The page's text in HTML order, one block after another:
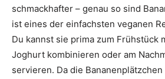
schmackhafter – genau so sind
ist eines der einfachsten veganen
Du kannst sie prima zum Frühstück
Joghurt kombinieren oder am
servieren. Da die